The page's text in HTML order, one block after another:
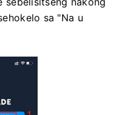
sa "Na u